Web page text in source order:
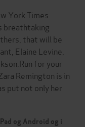
York Times
breathtaking
that will be
Elaine Levine,
for your
Remington is in
put not only her
og Android og i